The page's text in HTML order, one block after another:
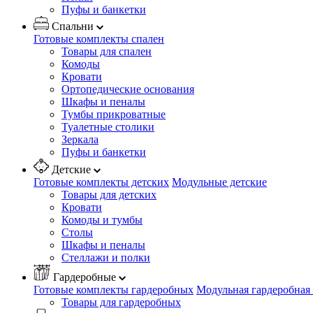
Пуфы и банкетки
Спальни
Готовые комплекты спален
Товары для спален
Комоды
Кровати
Ортопедические основания
Шкафы и пеналы
Тумбы прикроватные
Туалетные столики
Зеркала
Пуфы и банкетки
Детские
Готовые комплекты детских Модульные детские
Товары для детских
Кровати
Комоды и тумбы
Столы
Шкафы и пеналы
Стеллажи и полки
Гардеробные
Готовые комплекты гардеробных Модульная
Товары для гардеробных